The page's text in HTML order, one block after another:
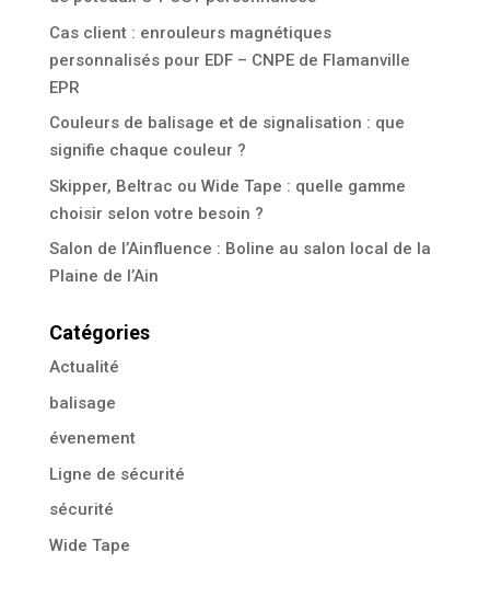
Cas client : enrouleurs magnétiques
personnalisés pour EDF – CNPE de Flamanville
EPR
Couleurs de balisage et de signalisation : que
signifie chaque couleur ?
Skipper, Beltrac ou Wide Tape : quelle gamme
choisir selon votre besoin ?
Salon de l’Ainfluence : Boline au salon local de la
Plaine de l’Ain
Catégories
Actualité
balisage
évenement
Ligne de sécurité
sécurité
Wide Tape